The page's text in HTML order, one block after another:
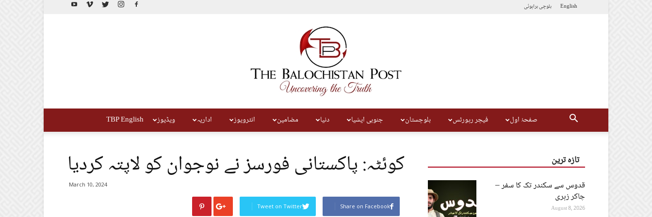
English بلوچیبراہوئی
صفحۂ اول فیچر رپورٹس بلوچستان جنوبی ایشیا دنیا مضامین انٹرویوز اداریہ ویڈیوز TBP English
کوئٹہ: پاکستانی فورسز نے نوجوان کو لاپتہ کردیا
March 10, 2024
Share on Facebook
Tweet on Twitter
تازہ ترین
قدوس سے سکندر تک کا سفر –
چاکر زہری
August 8, 2026